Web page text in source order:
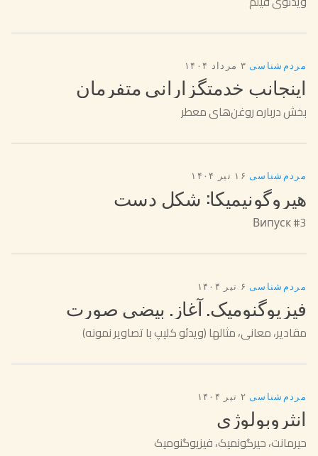
مردم‌شناسی· ۳ مرداد ۱۴۰۴
اینجانب خدمتگزارانی متفرمان
بخش درباره روغن‌های معطر
مردم‌شناسی· ۱۶ تیر ۱۴۰۴
هيروگونيميكا: شکل دست
Випуск #3
مردم‌شناسی ۶ تیر ۱۴۰۴
فیزیوگنومیک. آغاز. بیضی صورت
مقادیر، معانی، مثالها (ویدئو کلیپ با تصاویر نمونه)
مردم‌شناسی· ۲ تیر ۱۴۰۴
انثروبولوژی
حیرمانت، حیرگونمیک، فیزیوگنومیک